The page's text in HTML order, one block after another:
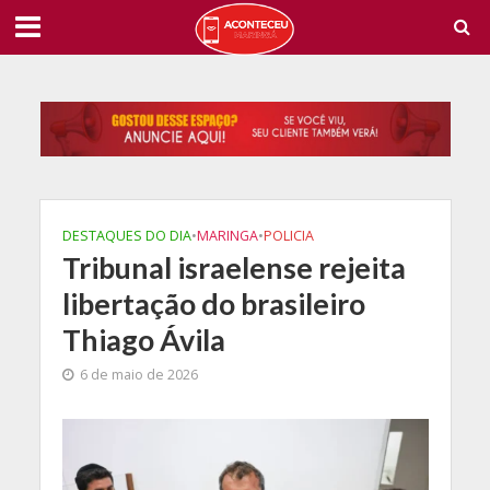
DESTAQUES DO DIA•MARINGA•POLICIA
Tribunal israelense rejeita
libertação do brasileiro
Thiago Ávila
6 de maio de 2026